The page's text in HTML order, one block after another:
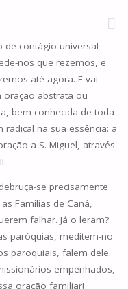
de contágio universal
nos que rezemos, e
até agora. E vai
oração abstrata ou
bem conhecida de toda
radical na sua essência: a
a S. Miguel, através
se precisamente
Famílias de Caná,
falhar. Já o leram?
paróquias, meditem-no
paroquiais, falem dele
empenhados,
oração familiar!